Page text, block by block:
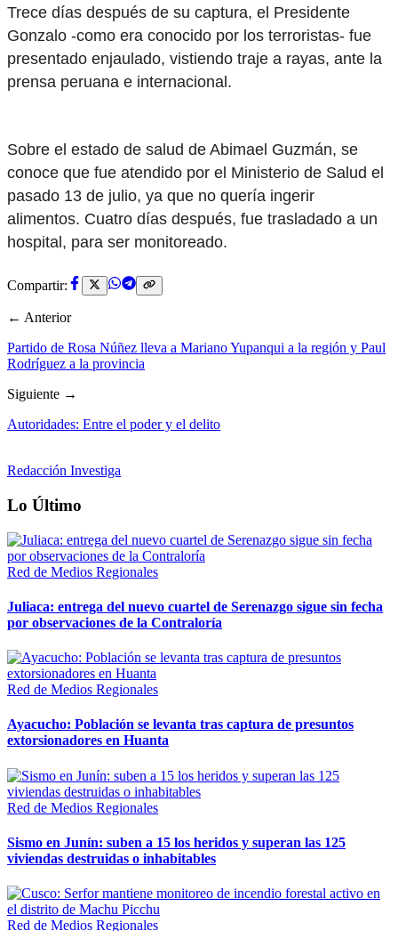
Trece días después de su captura, el Presidente
Gonzalo -como era conocido por los terroristas- fue
presentado enjaulado, vistiendo traje a rayas, ante la
prensa peruana e internacional.
Sobre el estado de salud de Abimael Guzmán, se
conoce que fue atendido por el Ministerio de Salud el
pasado 13 de julio, ya que no quería ingerir
alimentos. Cuatro días después, fue trasladado a un
hospital, para ser monitoreado.
Compartir:
← Anterior
Partido de Rosa Núñez lleva a Mariano Yupanqui a la región y Paul
Rodríguez a la provincia
Siguiente →
Autoridades: Entre el poder y el delito
Redacción Investiga
Lo Último
Red de Medios Regionales
Juliaca: entrega del nuevo cuartel de Serenazgo sigue sin fecha
por observaciones de la Contraloría
Red de Medios Regionales
Ayacucho: Población se levanta tras captura de presuntos
extorsionadores en Huanta
Red de Medios Regionales
Sismo en Junín: suben a 15 los heridos y superan las 125
viviendas destruidas o inhabitables
Red de Medios Regionales